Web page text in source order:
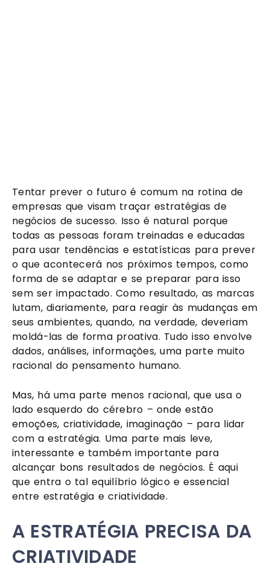
Tentar prever o futuro é comum na rotina de
empresas que visam traçar estratégias de
negócios de sucesso. Isso é natural porque
todas as pessoas foram treinadas e educadas
para usar tendências e estatísticas para prever
o que acontecerá nos próximos tempos, como
forma de se adaptar e se preparar para isso
sem ser impactado. Como resultado, as marcas
lutam, diariamente, para reagir às mudanças em
seus ambientes, quando, na verdade, deveriam
moldá-las de forma proativa. Tudo isso envolve
dados, análises, informações, uma parte muito
racional do pensamento humano.
Mas, há uma parte menos racional, que usa o
lado esquerdo do cérebro – onde estão
emoções, criatividade, imaginação – para lidar
com a estratégia. Uma parte mais leve,
interessante e também importante para
alcançar bons resultados de negócios. É aqui
que entra o tal equilíbrio lógico e essencial
entre estratégia e criatividade.
A ESTRATÉGIA PRECISA DA
CRIATIVIDADE